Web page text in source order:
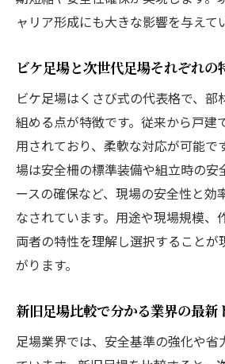
ャリア形成にも大きな影響を与えて
ビケ足場と次世代足場それぞれの
ビケ足場はくさび式の代表格で、部
組める点が特徴です。従来から戸建
用されており、柔軟な対応が可能で
場は安全柵の標準装備や組立時の安
ースの確保など、現場の安全性と効
なされています。用途や現場規模、
両者の特性を理解し選択することが
がります。
新旧足場比較で分かる業界の最新
足場業界では、安全基準の強化や省